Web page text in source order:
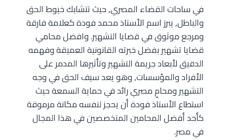
في ساحات القضاء المصري, حيث تتشابك خيوط الحق
والباطل, يبرز اسم الأستاذ محمد فودة كعلامة فارقة
ومرجع موثوق في قضايا التشهير. وافضل محامي
قضايا تشهير بفضل خبرته القانونية العميقة وفهمه
الدقيق لأبعاد جريمة التشهير وتأثيرها المدمر على
الأفراد والمؤسسات, وهو يعد سيف الحق في وجه
التشهير ومحامٍ مصري رائد في حماية السمعة حيث
استطاع الأستاذ فودة أن يحجز لنفسه مكانة مرموقة
كأحد أفضل المحامين المتخصصين في هذا المجال
في مصر.